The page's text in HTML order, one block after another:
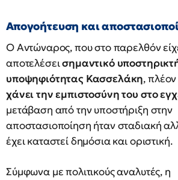
Απογοήτευση και
Ο Αντώναρος, που στο παρελθόν
αποτελέσεισημαντικό
υποψηφιότητας Κασσελάκη, πλέον
χάνει την εμπιστοσύνη του στο
μετάβαση από την υποστήριξη στην
αποστασιοποίηση ήταν σταδιακή
έχει καταστεί δημόσια και οριστική.
Σύμφωνα με πολιτικούς αναλυτές, η